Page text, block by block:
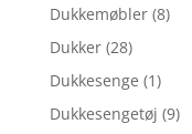
Dukkemøbler (8)
Dukker (28)
Dukkesenge (1)
Dukkesengetøj (9)